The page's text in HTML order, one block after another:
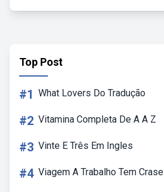
Top Post
#1 What Lovers Do Tradução
#2 Vitamina Completa De A A Z
#3 Vinte E Três Em Ingles
#4 Viagem A Trabalho Tem Crase